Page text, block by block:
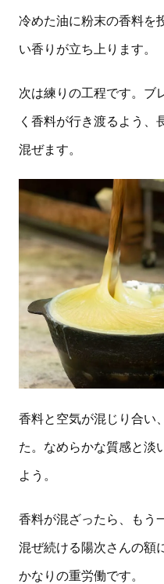
冷めた油に粉末の香料を
い香りが立ち上ります。
次は練りの工程です。ブ
く香料が行き渡るよう、
混ぜます。
香料と空気が混じり合い
た。なめらかな質感と淡
よう。
香料が混ざったら、もう
混ぜ続ける陽次さんの額
かなりの重労働です。